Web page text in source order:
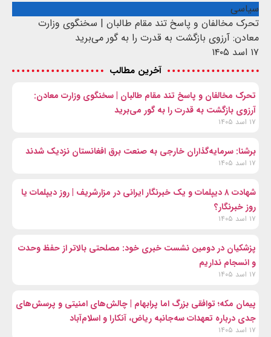
سیاسی
تحرک مخالفان و پاسخ تند مقام طالبان | سخنگوی وزارت
معادن: آرزوی بازگشت به قدرت را به گور می‌برید
۱۷ اسد ۱۴۰۵
آخرین مطالب
تحرک مخالفان و پاسخ تند مقام طالبان | سخنگوی وزارت معادن:
آرزوی بازگشت به قدرت را به گور می‌برید
۱۷ اسد ۱۴۰۵
برشنا: سرمایه‌گذاران خارجی به صنعت برق افغانستان نزدیک شدند
۱۷ اسد ۱۴۰۵
شهادت ۸ دیپلمات و یک خبرنگار ایرانی در مزارشریف | روز دیپلمات یا
روز خبرنگار؟
۱۷ اسد ۱۴۰۵
پزشکیان در دومین نشست خبری خود: مصلحتی بالاتر از حفظ وحدت
و انسجام نداریم
۱۷ اسد ۱۴۰۵
پیمان مکه؛ توافقی بزرگ اما پرابهام | چالش‌های امنیتی و پرسش‌های
جدی درباره تعهدات سه‌جانبه ریاض، آنکارا و اسلام‌آباد
۱۷ اسد ۱۴۰۵